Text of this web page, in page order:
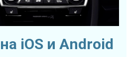
iOS и Android